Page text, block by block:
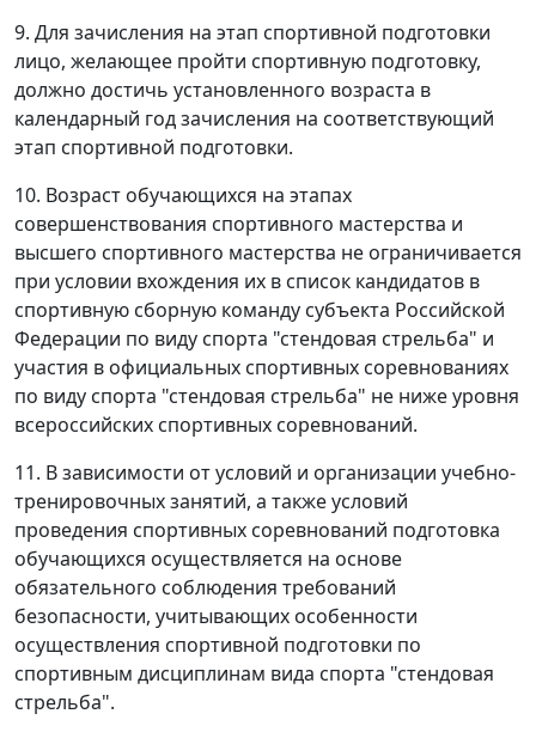
9. Для зачисления на этап спортивной подготовки
лицо, желающее пройти спортивную подготовку,
должно достичь установленного возраста в
календарный год зачисления на соответствующий
этап спортивной подготовки.
10. Возраст обучающихся на этапах
совершенствования спортивного мастерства и
высшего спортивного мастерства не ограничивается
при условии вхождения их в список кандидатов в
спортивную сборную команду субъекта Российской
Федерации по виду спорта "стендовая стрельба" и
участия в официальных спортивных соревнованиях
по виду спорта "стендовая стрельба" не ниже уровня
всероссийских спортивных соревнований.
11. В зависимости от условий и организации учебно-
тренировочных занятий, а также условий
проведения спортивных соревнований подготовка
обучающихся осуществляется на основе
обязательного соблюдения требований
безопасности, учитывающих особенности
осуществления спортивной подготовки по
спортивным дисциплинам вида спорта "стендовая
стрельба".